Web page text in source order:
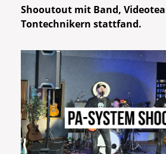
Shooutout mit Band,
Tontechnikern stattfand.